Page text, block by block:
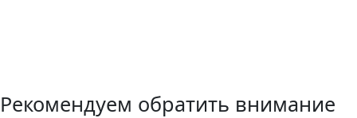
Рекомендуем обратить внимание